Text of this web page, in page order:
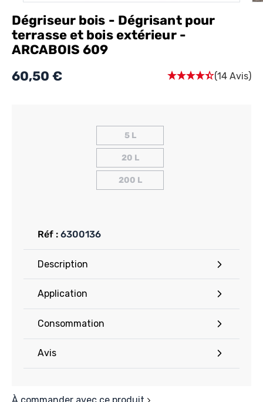
Dégriseur bois - Dégrisant pour
terrasse et bois extérieur -
ARCABOIS 609
60,50 €
(14 Avis)
Réf : 6300136
Description
Application
Consommation
Avis
5 L
20 L
200 L